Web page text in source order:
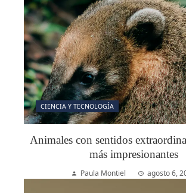
CIENCIA Y TECNOLOGÍA
Animales con sentidos
más impresionantes
Paula Montiel agosto 6,